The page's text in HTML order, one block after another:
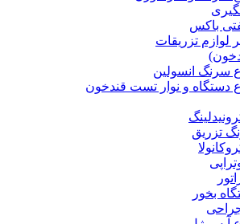
باکس
لوازم تزریقات
سرنگ انسولین
دستگاه و نوار تست قندخون
تزریق
بخور